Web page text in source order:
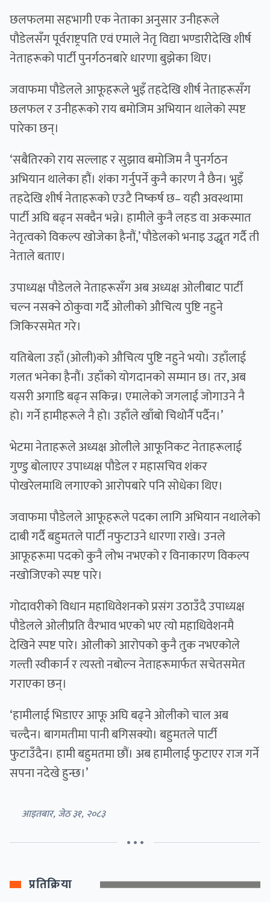
छलफलमा सहभागी एक नेताका अनुसार उनीहरूले
पौडेलसँग पूर्वराष्ट्रपति एवं एमाले नेतृ विद्या भण्डारीदेखि शीर्ष
नेताहरूको पार्टी पुनर्गठनबारे धारणा बुझेका थिए।
जवाफमा पौडेलले आफूहरूले भुइँ तहदेखि शीर्ष नेताहरूसँग
छलफल र उनीहरूको राय बमोजिम अभियान थालेको स्पष्ट
पारेका छन्।
‘सबैतिरको राय सल्लाह र सुझाव बमोजिम नै पुनर्गठन
अभियान थालेका हौं। शंका गर्नुपर्ने कुनै कारण नै छैन। भुइँ
तहदेखि शीर्ष नेताहरूको एउटै निष्कर्ष छ– यही अवस्थामा
पार्टी अघि बढ्न सक्दैन भन्ने। हामीले कुनै लहड वा अकस्मात
नेतृत्वको विकल्प खोजेका हैनौं,’ पौडेलको भनाइ उद्धृत गर्दै ती
नेताले बताए।
उपाध्यक्ष पौडेलले नेताहरूसँग अब अध्यक्ष ओलीबाट पार्टी
चल्न नसक्ने ठोकुवा गर्दै ओलीको औचित्य पुष्टि नहुने
जिकिरसमेत गरे।
यतिबेला उहाँ (ओली)को ‍औचित्य पुष्टि नहुने भयो। उहाँलाई
गलत भनेका हैनौं। उहाँको योगदानको सम्मान छ। तर, अब
यसरी अगाडि बढ्न सकिन्न। एमालेको जगलाई जोगाउने नै
हो। गर्ने हामीहरूले नै हो। उहाँले खाँबो चिथोर्नै पर्दैन।’
भेटमा नेताहरूले अध्यक्ष ओलीले आफूनिकट नेताहरूलाई
गुण्डु बोलाएर उपाध्यक्ष पौडेल र महासचिव शंकर
पोखरेलमाथि लगाएको आरोपबारे पनि सोधेका थिए।
जवाफमा पौडेलले आफूहरूले पदका लागि अभियान नथालेको
दाबी गर्दै बहुमतले पार्टी नफुटाउने धारणा राखे। उनले
आफूहरूमा पदको कुनै लोभ नभएको र विनाकारण विकल्प
नखोजिएको स्पष्ट पारे।
गोदावरीको विधान महाधिवेशनको प्रसंग उठाउँदै उपाध्यक्ष
पौडेलले ओलीप्रति वैरभाव भएको भए त्यो महाधिवेशनमै
देखिने स्पष्ट पारे। ओलीको आरोपको कुनै तुक नभएकोले
गल्ती स्वीकार्न र त्यस्तो नबोल्न नेताहरूमार्फत सचेतसमेत
गराएका छन्।
‘हामीलाई भिडाएर आफू अघि बढ्ने ओलीको चाल अब
चल्दैन। बागमतीमा पानी बगिसक्यो। बहुमतले पार्टी
फुटाउँदैन। हामी बहुमतमा छौं। अब हामीलाई फुटाएर राज गर्ने
सपना नदेखे हुन्छ।’
आइतबार, जेठ ३१, २०८३
• • •
प्रतिक्रिया